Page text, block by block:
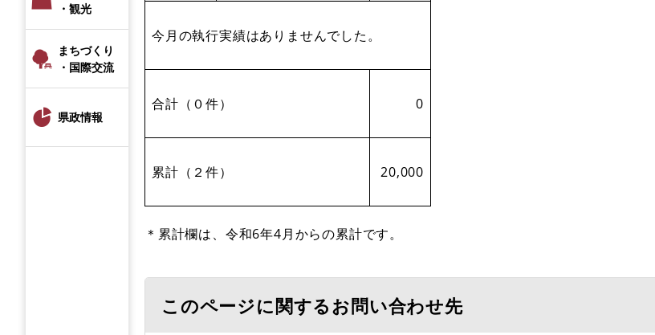
・観光
まちづくり
・国際交流
県政情報
今月の執行実績はありませんでした。
合計（０件） 0
累計（２件） 20,000
＊累計欄は、令和6年4月からの累計です。
このページに関するお問い合わせ先